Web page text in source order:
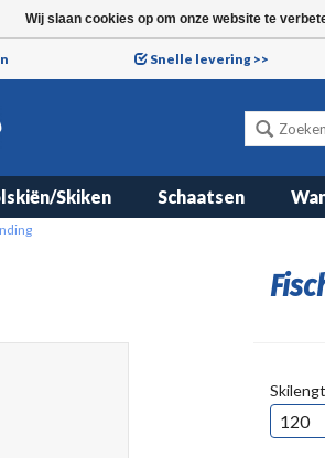
Snelle levering >>
Skiken Schaatsen
Wij slaan cookies op om onze website te